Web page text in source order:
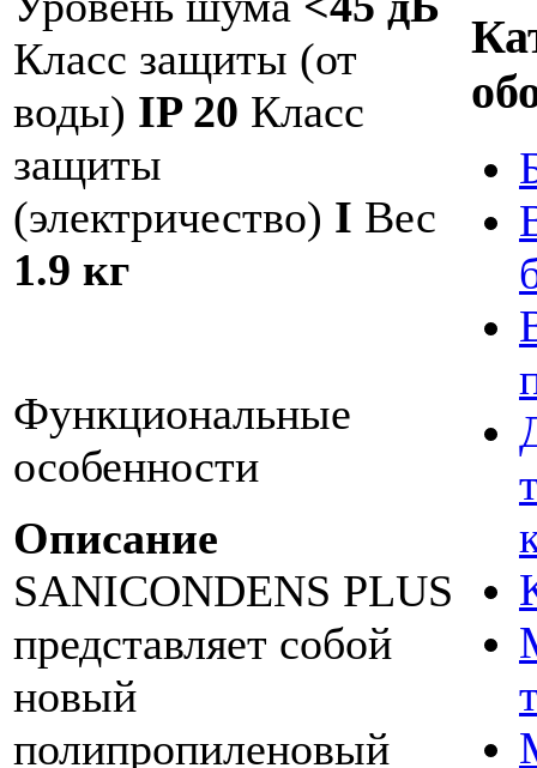
Класс защиты (от
воды) IP 20 Класс
защиты
(электричество) I Вес
1.9 кг
Функциональные
особенности
Описание
SANICONDENS PLUS
представляет собой
новый
полипропиленовый